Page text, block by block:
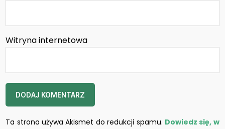
Witryna internetowa
Ta strona używa Akismet do redukcji spamu. Dowiedz się, w